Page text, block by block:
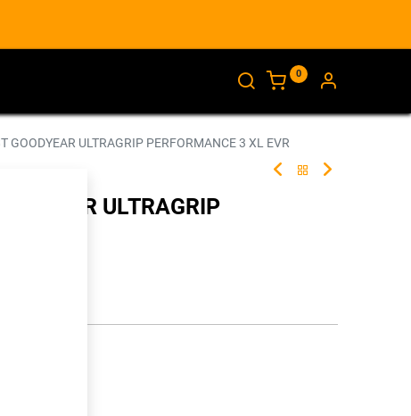
0
GOODYEAR ULTRAGRIP PERFORMANCE 3 XL EVR
ULTRAGRIP